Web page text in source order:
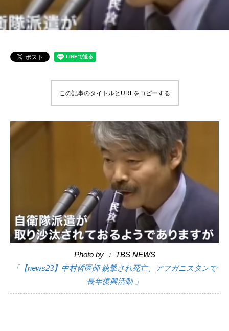
この記事のタイトルとURLをコピーする
Photo by ： TBS NEWS
「【news23】中村哲医師 銃撃され死亡、アフガニスタンで
長年復興活動 」